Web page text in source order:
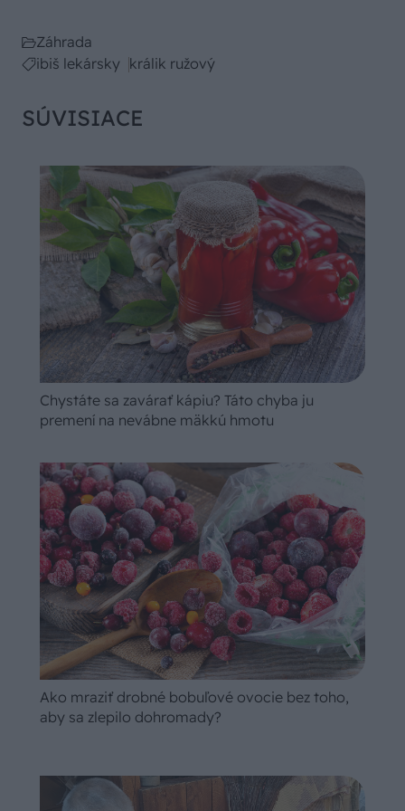
Záhrada
ibiš lekársky králik ružový
SÚVISIACE
Chystáte sa zavárať kápiu? Táto chyba ju
premení na nevábne mäkkú hmotu
Ako mraziť drobné bobuľové ovocie bez toho,
aby sa zlepilo dohromady?